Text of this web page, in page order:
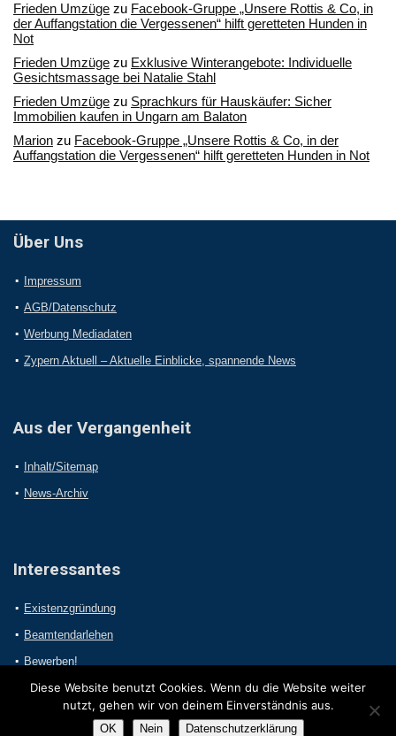
Frieden Umzüge zu Facebook-Gruppe „Unsere Rottis & Co, in
der Auffangstation die Vergessenen“ hilft geretteten Hunden in
Not
Frieden Umzüge zu Exklusive Winterangebote: Individuelle
Gesichtsmassage bei Natalie Stahl
Frieden Umzüge zu Sprachkurs für Hauskäufer: Sicher
Immobilien kaufen in Ungarn am Balaton
Marion zu Facebook-Gruppe „Unsere Rottis & Co, in der
Auffangstation die Vergessenen“ hilft geretteten Hunden in Not
Über Uns
Impressum
AGB/Datenschutz
Werbung Mediadaten
Zypern Aktuell – Aktuelle Einblicke, spannende News
Aus der Vergangenheit
Inhalt/Sitemap
News-Archiv
Interessantes
Existenzgründung
Beamtendarlehen
Bewerben!
2017 Online-Presseportal.com. Alle Rechte vorbehalten.
Diese Website benutzt Cookies. Wenn du die Website weiter
nutzt, gehen wir von deinem Einverständnis aus.
OK Nein Datenschutzerklärung